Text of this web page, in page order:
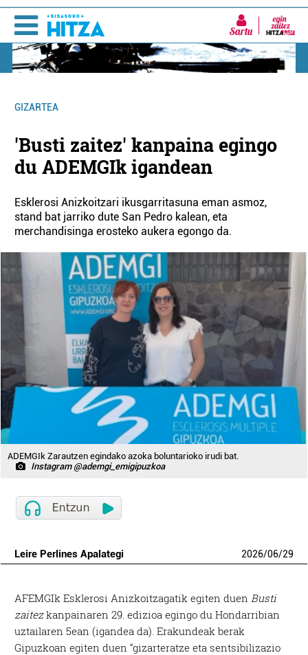
Sartu
GIZARTEA
'Busti zaitez' kanpaina egingo
du ADEMGIk igandean
Esklerosi Anizkoitzari ikusgarritasuna eman asmoz,
stand bat jarriko dute San Pedro kalean, eta
merchandisinga erosteko aukera egongo da.
ADEMGIk Zarautzen egindako azoka boluntarioko irudi bat.
Instagram @ademgi_emigipuzkoa
Leire Perlines Apalategi 2026/06/29
AFEMGIk Esklerosi Anizkoitzagatik egiten duen Busti
zaitezkanpainaren 29. edizioa egingo du Hondarribian
uztailaren 5ean (igandea da). Erakundeak berak
Gipuzkoan egiten duen “gizarteratze eta sentsibilizazio